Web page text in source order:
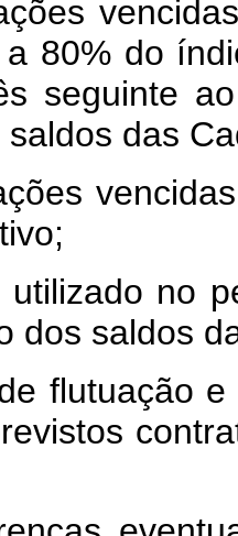
80% do
seguinte
das
no
dos saldos
flutuação